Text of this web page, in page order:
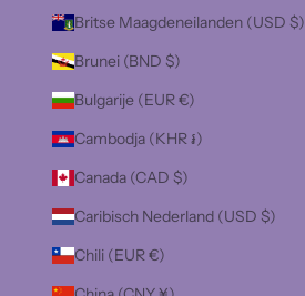
Britse Maagdeneilanden (USD $)
Brunei (BND $)
Bulgarije (EUR €)
Cambodja (KHR ៛)
Canada (CAD $)
Caribisch Nederland (USD $)
Chili (EUR €)